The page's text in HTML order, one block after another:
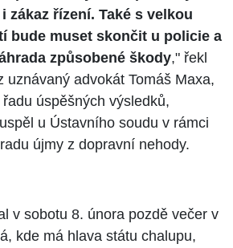
zákaz řízení. Také s velkou
bude muset skončit u policie a
způsobené škody," řekl
uznávaný advokát Tomáš Maxa,
úspěšných výsledků,
u Ústavního soudu v rámci
újmy z dopravní nehody.
v sobotu 8. února pozdě večer v
kde má hlava státu chalupu,